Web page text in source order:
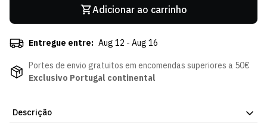
Adicionar ao carrinho
Entregue entre: Aug 12 - Aug 16
Portes de envio gratuitos em encomendas superiores a 50€
Exclusivo Portugal continental
Descrição